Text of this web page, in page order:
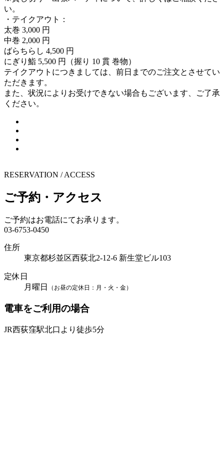
い。
・テイクアウト：
太巻 3,000 円
中巻 2,000 円
ばらちらし 4,500 円
にぎり鮨 5,500 円（握り 10 貫 巻物）
テイクアウトにつきましては、前日までのご注文とさせてい
ただきます。
また、状況によりお受けできない場合もございます、ご了承
ください。
RESERVATION / ACCESS
ご予約・アクセス
ご予約はお電話にてお承ります。
03-6753-0450
住所
東京都杉並区西荻北2-12-6 新生堂ビル103
定休日
月曜日
（お昼の定休日：月・火・金）
電車をご利用の場合
JR西荻窪駅北口より徒歩5分